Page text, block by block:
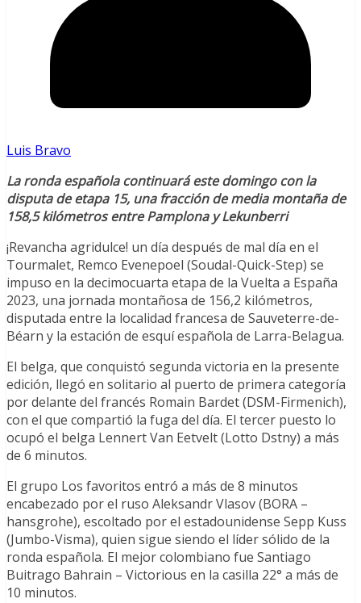
Luis Bravo
La ronda española continuará este domingo con la
disputa de etapa 15, una fracción de media montaña de
158,5 kilómetros entre Pamplona y Lekunberri
¡Revancha agridulce! un día después de mal día en el
Tourmalet, Remco Evenepoel (Soudal-Quick-Step) se
impuso en la decimocuarta etapa de la Vuelta a España
2023, una jornada montañosa de 156,2 kilómetros,
disputada entre la localidad francesa de Sauveterre-de-
Béarn y la estación de esquí española de Larra-Belagua.
El belga, que conquistó segunda victoria en la presente
edición, llegó en solitario al puerto de primera categoría
por delante del francés Romain Bardet (DSM-Firmenich),
con el que compartió la fuga del día. El tercer puesto lo
ocupó el belga Lennert Van Eetvelt (Lotto Dstny) a más
de 6 minutos.
El grupo Los favoritos entró a más de 8 minutos
encabezado por el ruso Aleksandr Vlasov (BORA –
hansgrohe), escoltado por el estadounidense Sepp Kuss
(Jumbo-Visma), quien sigue siendo el líder sólido de la
ronda española. El mejor colombiano fue Santiago
Buitrago Bahrain – Victorious en la casilla 22° a más de
10 minutos.